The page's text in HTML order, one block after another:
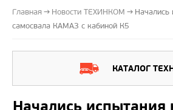
Главная Новости ТЕХИНКОМ
Начались
самосвала КАМАЗ с кабиной К5
КАТАЛОГ